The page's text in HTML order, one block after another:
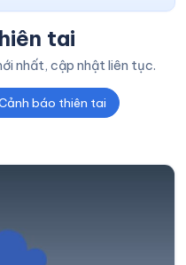
tai
nhất, cập nhật liên tục.
báo thiên tai